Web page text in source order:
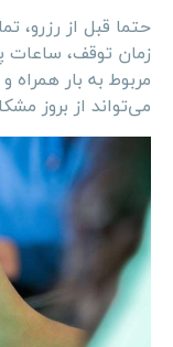
حتما قبل از رزرو،
زمان توقف، ساعات
مربوط به بار
می‌تواند از بروز